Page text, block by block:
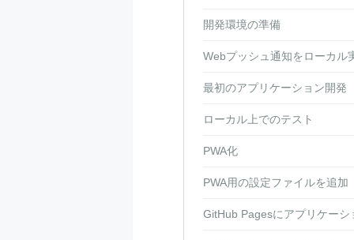
開発環境の準備
Webプッシュ通知をローカル
最初のアプリケーション開発
ローカル上でのテスト
PWA化
PWA用の設定ファイルを追加
GitHub Pagesにアプリケーシ